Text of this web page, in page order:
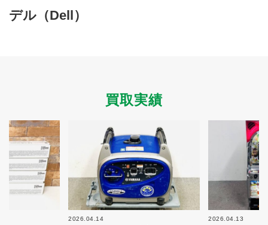
新着情報
プライバシーポリシー
規約・同意書
本人確認書類アップロード
梱包
ガイド
法人の
お客様へ
デル（Dell）
買取実績
2026.04.14 2026.04.13